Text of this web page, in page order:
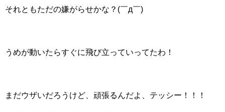
それともただの嫌がらせかな？(￣д￣)
うめが動いたらすぐに飛び立っていってたわ！
まだウザいだろうけど、頑張るんだよ、テッシー！！！